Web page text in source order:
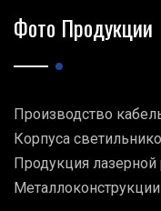
Фото Продукции
Производство
Корпуса
Продукция лазерной